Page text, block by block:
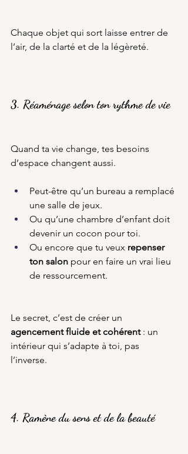
Chaque objet qui sort laisse entrer de
l’air, de la clarté et de la légèreté.
3. Réaménage selon ton rythme de vie
Quand ta vie change, tes besoins
d’espace changent aussi.
Peut-être qu’un bureau a remplacé
une salle de jeux.
Ou qu’une chambre d’enfant doit
devenir un cocon pour toi.
Ou encore que tu veux repenser
ton salon pour en faire un vrai lieu
de ressourcement.
Le secret, c’est de créer un
agencement fluide et cohérent : un
intérieur qui s’adapte à toi, pas
l’inverse.
4. Ramène du sens et de la beauté